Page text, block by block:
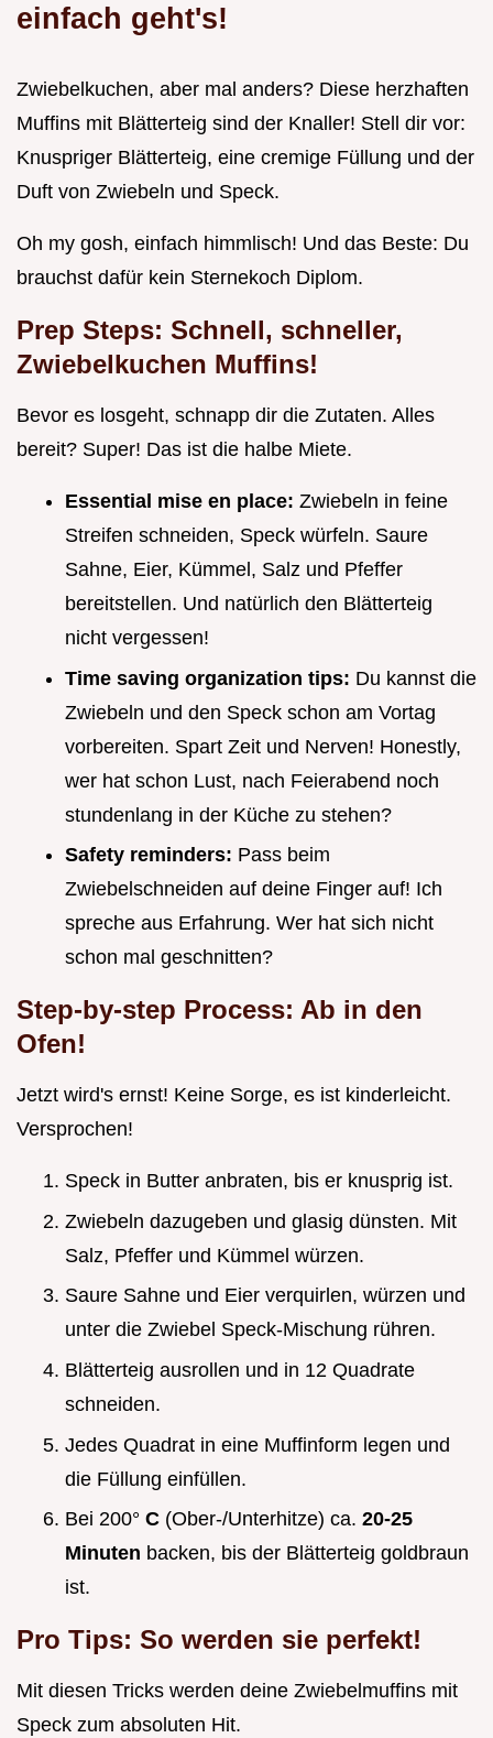
einfach geht's!
Zwiebelkuchen, aber mal anders? Diese herzhaften
Muffins mit Blätterteig sind der Knaller! Stell dir vor:
Knuspriger Blätterteig, eine cremige Füllung und der
Duft von Zwiebeln und Speck.
Oh my gosh, einfach himmlisch! Und das Beste: Du
brauchst dafür kein Sternekoch Diplom.
Prep Steps: Schnell, schneller,
Zwiebelkuchen Muffins!
Bevor es losgeht, schnapp dir die Zutaten. Alles
bereit? Super! Das ist die halbe Miete.
Essential mise en place: Zwiebeln in feine
Streifen schneiden, Speck würfeln. Saure
Sahne, Eier, Kümmel, Salz und Pfeffer
bereitstellen. Und natürlich den Blätterteig
nicht vergessen!
Time saving organization tips: Du kannst die
Zwiebeln und den Speck schon am Vortag
vorbereiten. Spart Zeit und Nerven! Honestly,
wer hat schon Lust, nach Feierabend noch
stundenlang in der Küche zu stehen?
Safety reminders: Pass beim
Zwiebelschneiden auf deine Finger auf! Ich
spreche aus Erfahrung. Wer hat sich nicht
schon mal geschnitten?
Step-by-step Process: Ab in den
Ofen!
Jetzt wird's ernst! Keine Sorge, es ist kinderleicht.
Versprochen!
Speck in Butter anbraten, bis er knusprig ist.
Zwiebeln dazugeben und glasig dünsten. Mit
Salz, Pfeffer und Kümmel würzen.
Saure Sahne und Eier verquirlen, würzen und
unter die Zwiebel Speck-Mischung rühren.
Blätterteig ausrollen und in 12 Quadrate
schneiden.
Jedes Quadrat in eine Muffinform legen und
die Füllung einfüllen.
Bei 200° C (Ober-/Unterhitze) ca. 20-25
Minuten backen, bis der Blätterteig goldbraun
ist.
Pro Tips: So werden sie perfekt!
Mit diesen Tricks werden deine Zwiebelmuffins mit
Speck zum absoluten Hit.